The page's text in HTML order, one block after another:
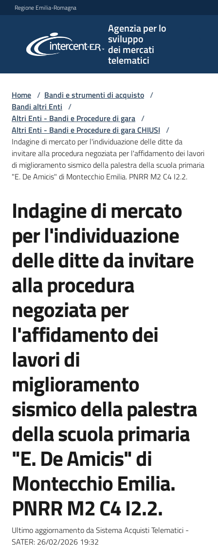
Vai al contenuto
Vai alla navigazione
Vai al footer
Regione Emilia-Romagna
Agenzia per lo
sviluppo
dei mercati
telematici
per lo
sviluppo
telematici
L'Agenzia
Bandi
strumenti
Supporto
telematiche
English
site
Seguici
su
Home / Bandi e strumenti di acquisto /
Bandi altri Enti /
Altri Enti - Bandi e Procedure di gara /
Altri Enti - Bandi e Procedure di gara CHIUSI /
Indagine di mercato per l'individuazione delle ditte da
invitare alla procedura negoziata per l'affidamento dei lavori
di miglioramento sismico della palestra della scuola primaria
"E. De Amicis" di Montecchio Emilia. PNRR M2 C4 I2.2.
Salta al contenuto
Indagine di mercato
per l'individuazione
delle ditte da invitare
alla procedura
negoziata per
l'affidamento dei
lavori di
miglioramento
sismico della palestra
della scuola primaria
"E. De Amicis" di
Montecchio Emilia.
PNRR M2 C4 I2.2.
Ultimo aggiornamento da Sistema Acquisti Telematici -
SATER: 26/02/2026 19:32